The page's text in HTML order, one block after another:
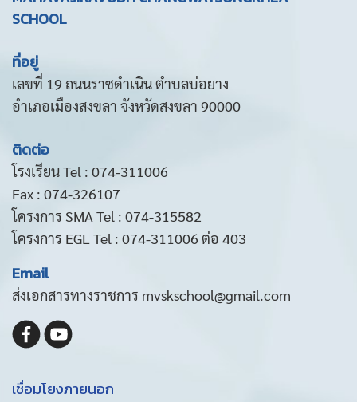
SCHOOL
ที่อยู่
เลขที่ 19 ถนนราชดำเนิน ตำบลบ่อยาง
อำเภอเมืองสงขลา จังหวัดสงขลา 90000
ติดต่อ
โรงเรียน Tel : 074-311006
Fax : 074-326107
โครงการ SMA Tel : 074-315582
โครงการ EGL Tel : 074-311006 ต่อ 403
Email
ส่งเอกสารทางราชการ mvskschool@gmail.com
เชื่อมโยงภายนอก